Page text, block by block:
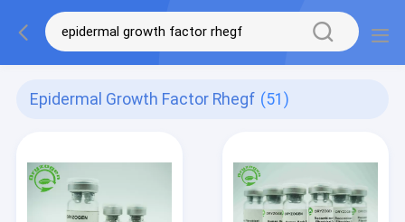
Epidermal Growth Factor Rhegf (51)